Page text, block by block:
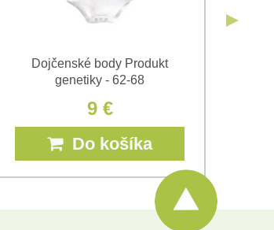
Dojčenské body Produkt
genetiky - 62-68
9 €
Do košíka